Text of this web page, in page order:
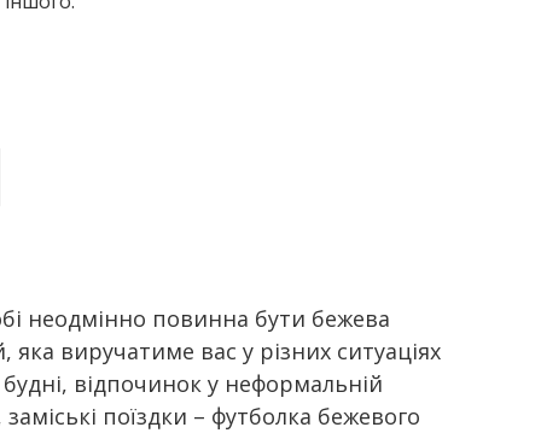
неодмінно повинна бути бежева
виручатиме вас у різних ситуаціях
відпочинок у неформальній
поїздки – футболка бежевого